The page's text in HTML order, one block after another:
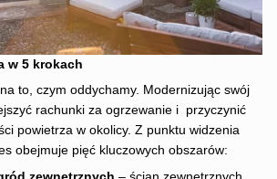
w 5 krokach
to, czym oddychamy. Modernizując swój
rachunki za ogrzewanie i przyczynić
powietrza w okolicy. Z punktu widzenia
obejmuje pięć kluczowych obszarów: